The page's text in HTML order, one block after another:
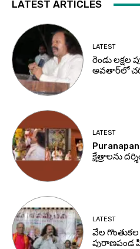
LATEST ARTICLES
LATEST
రెండు
అవతార్‌లో
LATEST
క్షేత్రాలను
LATEST
వేల
పురాణపండ